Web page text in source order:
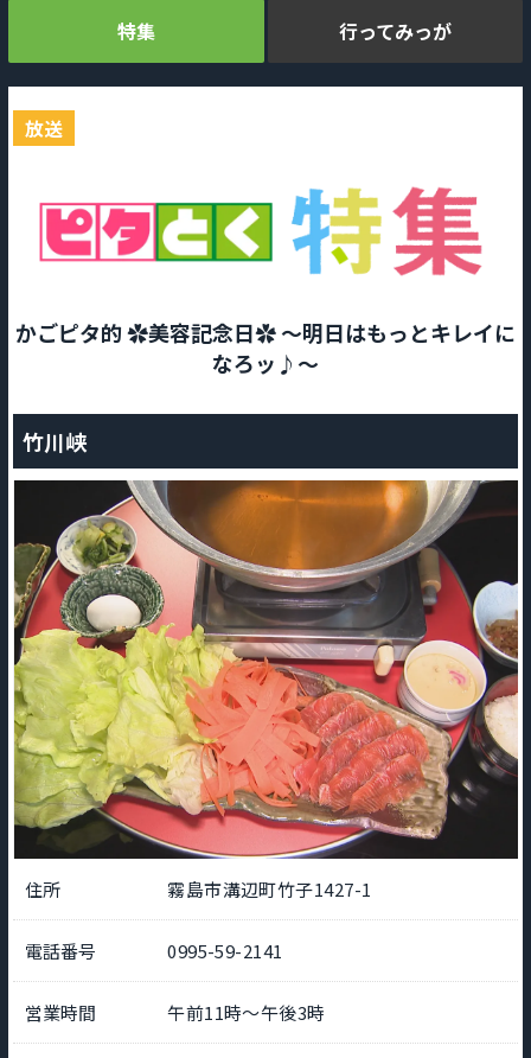
特集
放送
かごピタ的 ✿美容記念日✿ ～明日はもっとキレイに
なろッ♪～
竹川峡
住所 霧島市溝辺町竹子1427-1
電話番号 0995-59-2141
営業時間 午前11時～午後3時
行ってみっが